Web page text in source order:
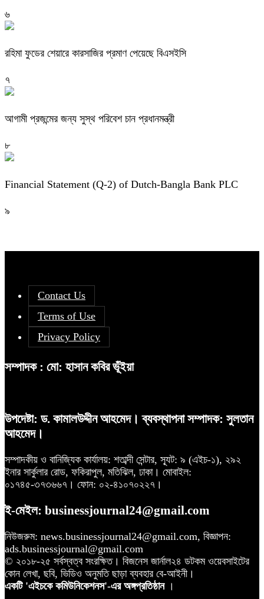
৬
রহিমা ফুডের শেয়ারে কারসাজির প্রমাণ পেয়েছে বিএসইসি
৭
আগামী প্রজন্মের জন্য সুস্থ পরিবেশ চান প্রধানমন্ত্রী
৮
Financial Statement (Q-2) of Dutch-Bangla Bank PLC
৯
Contact Us
Terms of Use
Privacy Policy
সম্পাদক : মো: হাসান কবির ভূঁইয়া
উপদেষ্টা: ড. কামালউদ্দীন আহমেদ। ব্যবস্থাপনা সম্পাদক: সুলতান
আহমেদ।
সম্পাদকীয় ও বানিজ্যিক কার্যালয়: শতাব্দী সেন্টার, স্যূট: ৯ (এইচ-১), ২৯২
ইনার সার্কুলার রোড, ফকিরাপুল, মতিঝিল, ঢাকা। মোবাইল:
০১৭৪৫-৩৭৩৬৬৭। ফোন: ০২-৪১০৭০২২৭।
ই-মেইল: businessjournal24@gmail.com
নিউজরুম: news.businessjournal24@gmail.com, বিজ্ঞাপন:
ads.businessjournal@gmail.com
© ২০১৮-২৫ সর্বস্বত্ব সংরক্ষিত। বিজনেস জার্নাল২৪ ডটকম ওয়েবসাইটের
কোন লেখা, ছবি, ভিডিও অনুমতি ছাড়া ব্যবহার বে-আইনী।
একটি 'এইচকে কমিউনিকেশনস'-এর অঙ্গপ্রতিষ্ঠান ।